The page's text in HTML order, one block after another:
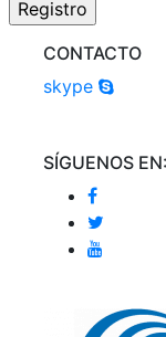
CONTACTO
skype
SÍGUENOS EN: